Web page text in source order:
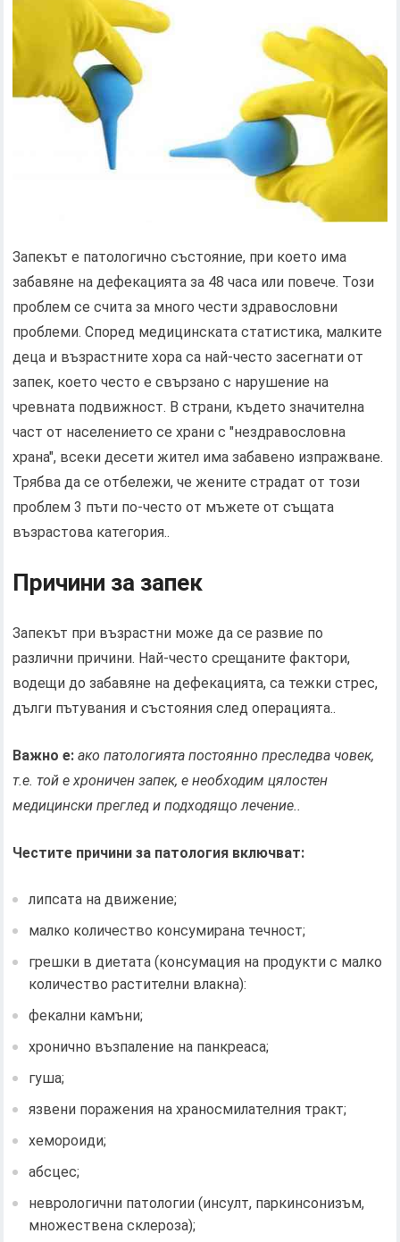
Запекът е патологично състояние, при което има
забавяне на дефекацията за 48 часа или повече. Този
проблем се счита за много чести здравословни
проблеми. Според медицинската статистика, малките
деца и възрастните хора са най-често засегнати от
запек, което често е свързано с нарушение на
чревната подвижност. В страни, където значителна
част от населението се храни с "нездравословна
храна", всеки десети жител има забавено изпражване.
Трябва да се отбележи, че жените страдат от този
проблем 3 пъти по-често от мъжете от същата
възрастова категория..
Причини за запек
Запекът при възрастни може да се развие по
различни причини. Най-често срещаните фактори,
водещи до забавяне на дефекацията, са тежки стрес,
дълги пътувания и състояния след операцията..
Важно е: ако патологията постоянно преследва човек,
т.е. той е хроничен запек, е необходим цялостен
медицински преглед и подходящо лечение..
Честите причини за патология включват:
липсата на движение;
малко количество консумирана течност;
грешки в диетата (консумация на продукти с малко
количество растителни влакна):
фекални камъни;
хронично възпаление на панкреаса;
гуша;
язвени поражения на храносмилателния тракт;
хемороиди;
абсцес;
неврологични патологии (инсулт, паркинсонизъм,
множествена склероза);